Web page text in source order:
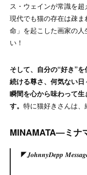
ス・ウェインが常識を超
現代でも猫の存在は疎
命」を起こした画家の
い！
そして、自分の“好き”
続ける尊さ、何気ない
瞬間を心から味わって
す。 特に猫好きさんは、
MINAMATA―ミナ
◤𝑱𝒐𝒉𝒏𝒏𝒚𝑫𝒆𝒑𝒑